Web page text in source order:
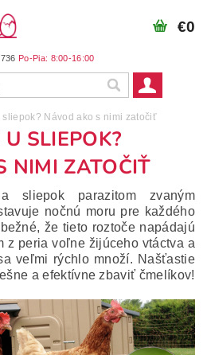
€0
sliepok? Návod ako s nimi zatočiť
SLIEPOK?
NIMI ZATOČIŤ
sliepok parazitom zvaným
nočnú moru pre každého
že tieto roztoče napádajú
z peria voľne žijúceho vtáctva a
veľmi rýchlo množí. Našťastie
a efektívne zbaviť čmelíkov!